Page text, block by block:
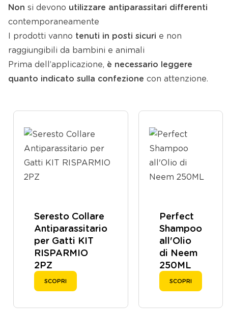
Non si devono utilizzare antiparassitari differenti
contemporaneamente
I prodotti vanno tenuti in posti sicuri e non
raggiungibili da bambini e animali
Prima dell’applicazione, è necessario leggere
quanto indicato sulla confezione con attenzione.
Seresto Collare
Antiparassitario
per Gatti KIT
RISPARMIO
2PZ
SCOPRI
Perfect
Shampoo
all'Olio
di Neem
250ML
SCOPRI